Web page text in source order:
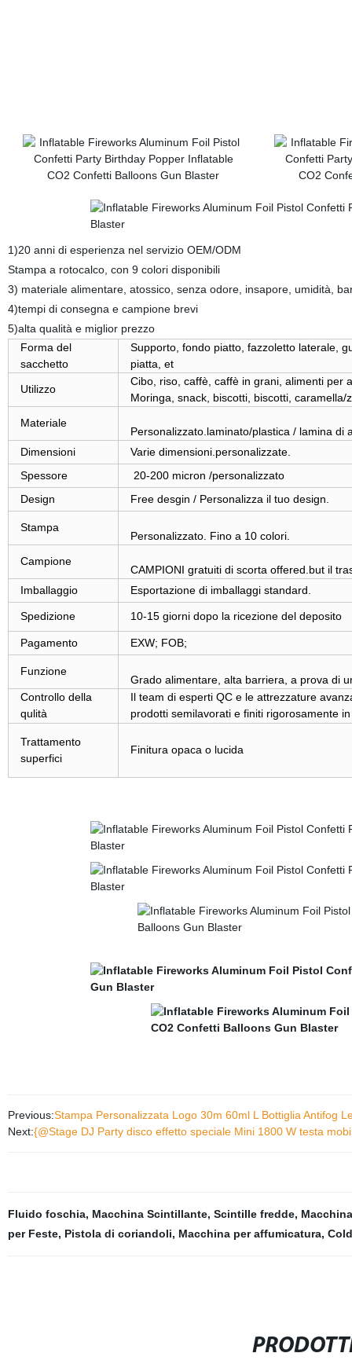
1)20 anni di esperienza nel servizio OEM/ODM
Stampa a rotocalco, con 9 colori disponibili
3) materiale alimentare, atossico, senza odore, insapore, umidità,
4)tempi di consegna e campione brevi
5)alta qualità e miglior prezzo
Forma del
sacchetto
Supporto, fondo piatto, fazzoletto laterale,
piatta, et
Utilizzo
Cibo, riso, caffè, caffè in grani, alimenti per
Moringa, snack, biscotti, biscotti, caramella/
Materiale
Personalizzato.laminato/plastica / lamina di
Dimensioni
Varie dimensioni.personalizzate.
Spessore
20-200 micron /personalizzato
Design
Free desgin / Personalizza il tuo design.
Stampa
Personalizzato. Fino a 10 colori.
Campione
CAMPIONI gratuiti di scorta offered.but il
Imballaggio
Esportazione di imballaggi standard.
Spedizione 10-15 giorni dopo la ricezione del deposito
Pagamento EXW; FOB;
Funzione
Grado alimentare, alta barriera, a prova di
Controllo della
qulità
Il team di esperti QC e le attrezzature
prodotti semilavorati e finiti rigorosamente
Trattamento
superfici
Finitura opaca o lucida
Previous:Stampa Personalizzata Logo 30m 60ml L Bottiglia Antifog
Next:{@Stage DJ Party disco effetto speciale Mini 1800 W testa
Fluido foschia, Macchina Scintillante, Scintille fredde,
per Feste, Pistola di coriandoli, Macchina per affumicatura,